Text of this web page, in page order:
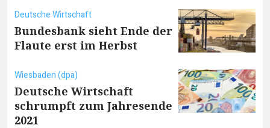
Deutsche Wirtschaft
Bundesbank sieht Ende der
Flaute erst im Herbst
Wiesbaden (dpa)
Deutsche Wirtschaft
schrumpft zum Jahresende
2021